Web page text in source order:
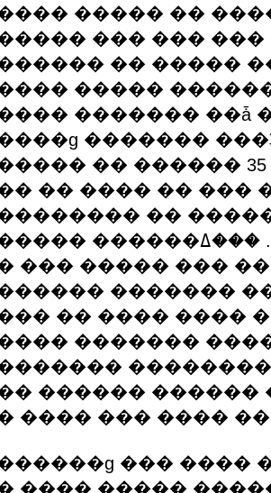
����� ��
��� ��� ���
�� �����
�����
������� ��ǡ
�������
�� ������ 35
�� ���� �� ���
��
������ ������ݡ ��� ����� �����. ���ߡ
��� ����� ���
�������
�� ���� ����
�������
������ ������
���� ��� ����
��� ����
���� �����